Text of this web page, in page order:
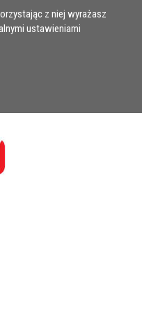
z niej wyrażasz
ustawieniami